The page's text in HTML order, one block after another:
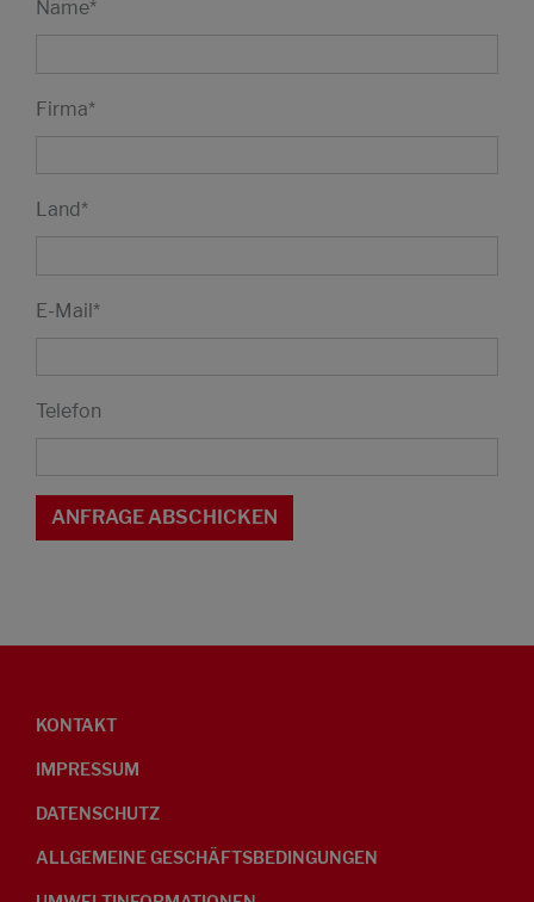
Name*
Firma*
Land*
E-Mail*
Telefon
KONTAKT
IMPRESSUM
DATENSCHUTZ
ALLGEMEINE GESCHÄFTSBEDINGUNGEN